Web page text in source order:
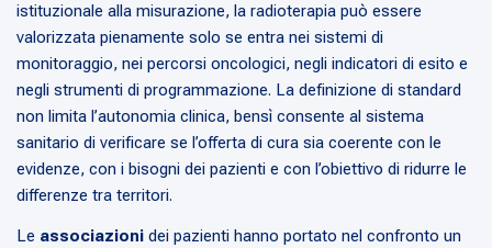
istituzionale alla misurazione, la radioterapia può essere
valorizzata pienamente solo se entra nei sistemi di
monitoraggio, nei percorsi oncologici, negli indicatori di esito e
negli strumenti di programmazione. La definizione di standard
non limita l’autonomia clinica, bensì consente al sistema
sanitario di verificare se l’offerta di cura sia coerente con le
evidenze, con i bisogni dei pazienti e con l’obiettivo di ridurre le
differenze tra territori.
Le associazioni dei pazienti hanno portato nel confronto un